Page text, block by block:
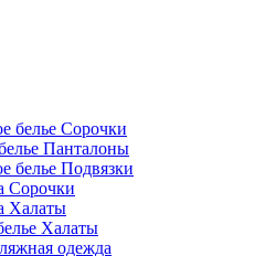
белье Сорочки
Панталоны
белье Подвязки
Сорочки
Халаты
Халаты
одежда